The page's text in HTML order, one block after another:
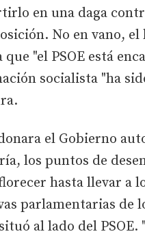
en una daga
No en vano,
"el PSOE está
socialista "ha
el Gobierno
los puntos de
hasta llevar a
parlamentarias de
al lado del PSOE.